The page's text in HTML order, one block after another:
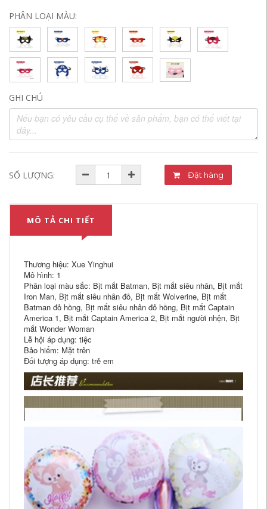
PHÂN LOẠI MÀU:
GHI CHÚ
SỐ LƯỢNG: Đặt hàng
MÔ TẢ CHI TIẾT
Thương hiệu: Xue Yinghui
Mô hình: 1
Phân loại màu sắc: Bịt mắt Batman, Bịt mắt siêu nhân, Bịt mắt
Iron Man, Bịt mắt siêu nhân đỏ, Bịt mắt Wolverine, Bịt mắt
Batman đỏ hồng, Bịt mắt siêu nhân đỏ hồng, Bịt mắt Captain
America 1, Bịt mắt Captain America 2, Bịt mắt người nhện, Bịt
mắt Wonder Woman
Lễ hội áp dụng: tiệc
Bảo hiểm: Mặt trên
Đối tượng áp dụng: trẻ em